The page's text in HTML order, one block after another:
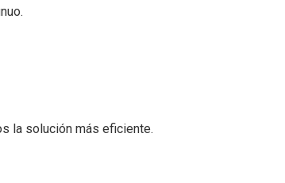
la solución más eficiente.